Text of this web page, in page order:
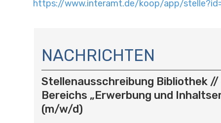
https://www.interamt.de/koop/app/
A
V
I
G
A
T
I
NACHRICHTEN
Stellenausschreibung Bibliothek
Bereichs „Erwerbung und
(m/w/d)